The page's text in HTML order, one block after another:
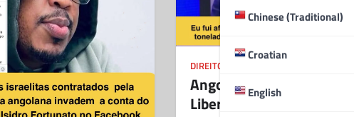
Chinese (Traditional)
Croatian
English
DIREITOS HUMANOS
Angola e a Ilusão da
Liberdade de Expressão